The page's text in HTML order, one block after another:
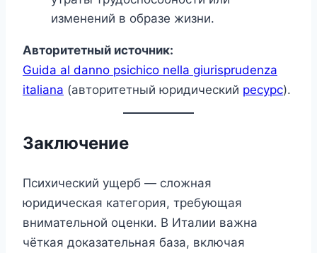
изменений в образе жизни.
Авторитетный источник:
Guida al danno psichico nella giurisprudenza
italiana (авторитетный юридический ресурс).
Заключение
Психический ущерб — сложная
юридическая категория, требующая
внимательной оценки. В Италии важна
чёткая доказательная база, включая